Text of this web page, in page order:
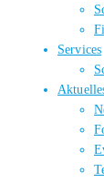
Services